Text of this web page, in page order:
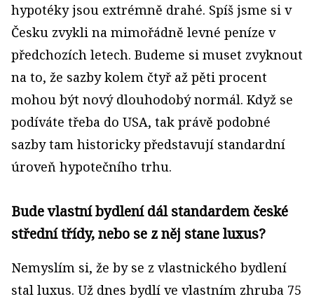
hypotéky jsou extrémně drahé. Spíš jsme si v
Česku zvykli na mimořádně levné peníze v
předchozích letech. Budeme si muset zvyknout
na to, že sazby kolem čtyř až pěti procent
mohou být nový dlouhodobý normál. Když se
podíváte třeba do USA, tak právě podobné
sazby tam historicky představují standardní
úroveň hypotečního trhu.
Bude vlastní bydlení dál standardem české
střední třídy, nebo se z něj stane luxus?
Nemyslím si, že by se z vlastnického bydlení
stal luxus. Už dnes bydlí ve vlastním zhruba 75